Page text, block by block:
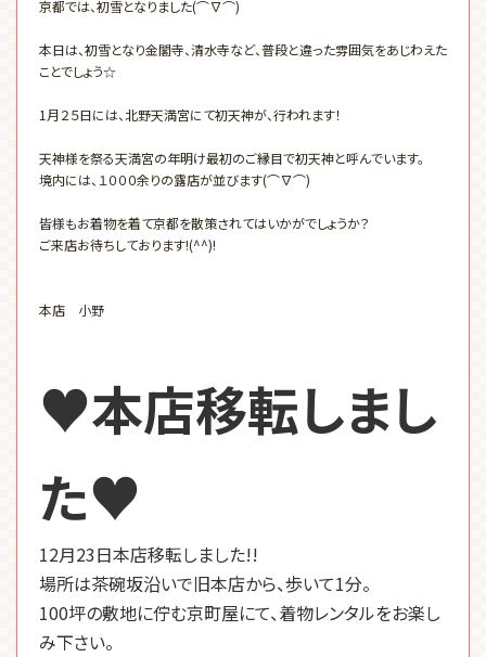
京都では、初雪となりました(⌒∇⌒)
本日は、初雪となり金閣寺、清水寺など、普段と違った雰囲気をあじわえた
ことでしょう☆
1月２５日には、北野天満宮にて初天神が、行われます！
天神様を祭る天満宮の年明け最初のご縁目で初天神と呼んでいます。
境内には、１０００余りの露店が並びます(⌒∇⌒)
皆様もお着物を着て京都を散策されてはいかがでしょうか？
ご来店お待ちしております!(^^)!
本店 小野
♥本店移転しまし
た♥
12月23日本店移転しました!!
場所は茶碗坂沿いで旧本店から、歩いて1分。
100坪の敷地に佇む京町屋にて、着物レンタルをお楽し
み下さい。